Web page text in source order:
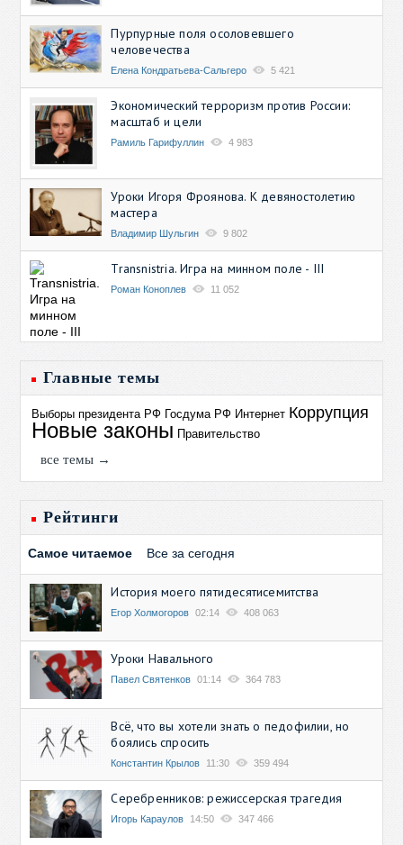
Пурпурные поля осоловевшего
человечества
Елена Кондратьева-Сальгеро 5 421
Экономический терроризм против России:
масштаб и цели
Рамиль Гарифуллин 4 983
Уроки Игоря Фроянова. К девяностолетию
мастера
Владимир Шульгин 9 802
Transnistria. Игра на минном поле - III
Роман Коноплев 11 052
Главные темы
Выборы президента РФ Госдума РФ Интернет Коррупция
Новые законы Правительство
все темы →
Рейтинги
Самое читаемое Все за сегодня
История моего пятидесятисемитства
Егор Холмогоров 02:14 408 063
Уроки Навального
Павел Святенков 01:14 364 783
Всё, что вы хотели знать о педофилии, но
боялись спросить
Константин Крылов 11:30 359 494
Серебренников: режиссерская трагедия
Игорь Караулов 14:50 347 466